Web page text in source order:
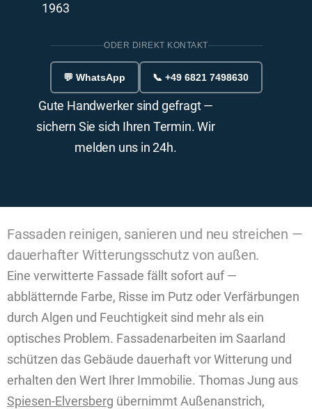
1963
ODER DIREKT KONTAKT
💬 WhatsApp 📞 +49 6821 7498630
Gute Handwerker sind gefragt —
sichern Sie sich Ihren Termin. Wir
melden uns in 24h.
Fassaden reinigen, sanieren und neu streichen —
dauerhafter Witterungsschutz von außen.
Eine verwitterte Fassade fällt sofort auf —
abblätternde Farbe, Risse im Putz oder Verfärbungen
durch Algen und Feuchtigkeit sind mehr als ein
optisches Problem. Fassadenarbeiten im Saarland
schützen das Gebäude dauerhaft vor Witterung und
erhalten den Wert Ihrer Immobilie. Thomas Jung aus
Spiesen-Elversberg übernimmt Außenanstrich,